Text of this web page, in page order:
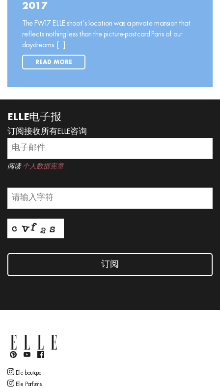
2017
The FW17 ELLE shoot’s location was a private mansion that
reflects nothing less than the picture-postcard Paris of our
daydreams. [...]
READ MORE
ELLE电子报
订阅接收所有ELLE咨询
阅读 个人数据宪章
订阅
Elle boutique
Elle Parfums